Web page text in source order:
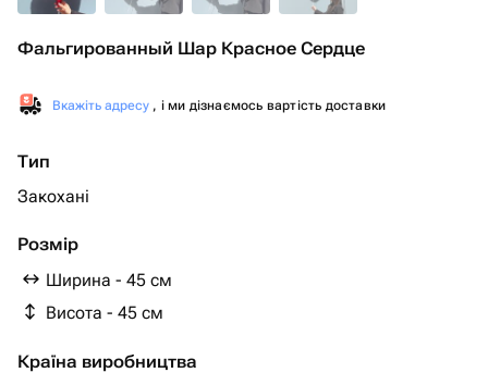
Фальгированный Шар Красное Сердце
Вкажіть адресу , і ми дізнаємось вартість доставки
Тип
Закохані
Розмір
Ширина - 45 см
Висота - 45 см
Країна виробництва